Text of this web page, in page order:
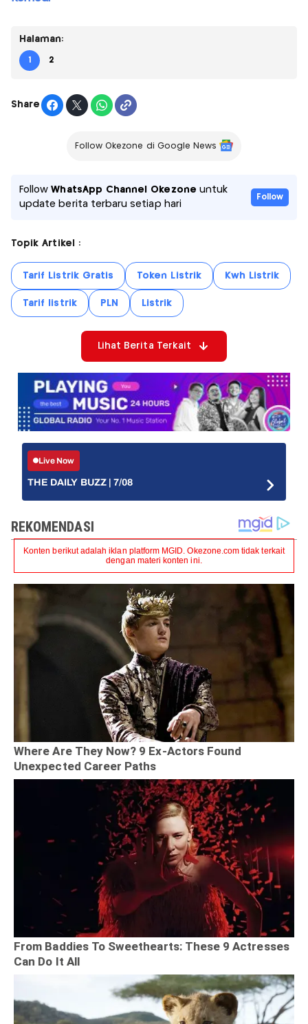
Halaman:
1 2
Share
Follow Okezone di Google News
FollowWhatsApp Channel Okezone untuk
update berita terbaru setiap hari
Follow
Topik Artikel :
Tarif Listrik Gratis Token Listrik Kwh Listrik
Tarif listrik PLN Listrik
Lihat Berita Terkait
Live Now
THE DAILY BUZZ | 7/08